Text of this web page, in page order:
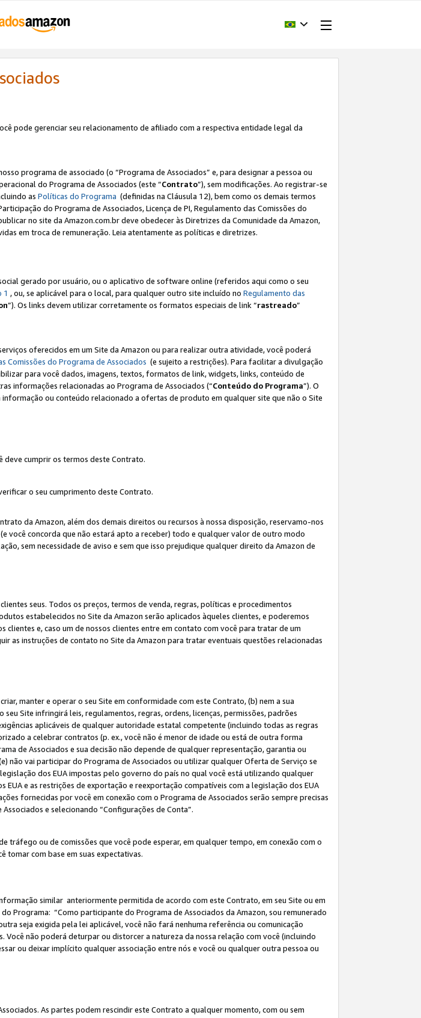
pode gerenciar seu relacionamento de afiliado com a respectiva entidade legal da
programa de associado (o “Programa de Associados” e, para designar a pessoa ou
do Programa de Associados (este “Contrato”), sem modificações. Ao registrar-se
as Políticas do Programa (definidas na Cláusula 12), bem como os demais termos
do Programa de Associados, Licença de PI, Regulamento das Comissões do
no site da Amazon.com.br deve obedecer às Diretrizes da Comunidade da Amazon,
em troca de remuneração. Leia atentamente as políticas e diretrizes.
gerado por usuário, ou o aplicativo de software online (referidos aqui como o seu
1 , ou, se aplicável para o local, para qualquer outro site incluído no Regulamento das
”). Os links devem utilizar corretamente os formatos especiais de link “rastreado”
oferecidos em um Site da Amazon ou para realizar outra atividade, você poderá
Comissões do Programa de Associados (e sujeito a restrições). Para facilitar a divulgação
para você dados, imagens, textos, formatos de link, widgets, links, conteúdo de
informações relacionadas ao Programa de Associados (“Conteúdo do Programa”). O
ou conteúdo relacionado a ofertas de produto em qualquer site que não o Site
deve cumprir os termos deste Contrato.
o seu cumprimento deste Contrato.
da Amazon, além dos demais direitos ou recursos à nossa disposição, reservamo-nos
você concorda que não estará apto a receber) todo e qualquer valor de outro modo
sem necessidade de aviso e sem que isso prejudique qualquer direito da Amazon de
seus. Todos os preços, termos de venda, regras, políticas e procedimentos
estabelecidos no Site da Amazon serão aplicados àqueles clientes, e poderemos
e, caso um de nossos clientes entre em contato com você para tratar de um
as instruções de contato no Site da Amazon para tratar eventuais questões relacionadas
manter e operar o seu Site em conformidade com este Contrato, (b) nem a sua
Site infringirá leis, regulamentos, regras, ordens, licenças, permissões, padrões
aplicáveis de qualquer autoridade estatal competente (incluindo todas as regras
a celebrar contratos (p. ex., você não é menor de idade ou está de outra forma
de Associados e sua decisão não depende de qualquer representação, garantia ou
não vai participar do Programa de Associados ou utilizar qualquer Oferta de Serviço se
dos EUA impostas pelo governo do país no qual você está utilizando qualquer
e as restrições de exportação e reexportação compatíveis com a legislação dos EUA
fornecidas por você em conexão com o Programa de Associados serão sempre precisas
e selecionando “Configurações de Conta”.
ou de comissões que você pode esperar, em qualquer tempo, em conexão com o
tomar com base em suas expectativas.
similar anteriormente permitida de acordo com este Contrato, em seu Site ou em
Programa: “Como participante do Programa de Associados da Amazon, sou remunerado
seja exigida pela lei aplicável, você não fará nenhuma referência ou comunicação
não poderá deturpar ou distorcer a natureza da nossa relação com você (incluindo
ou deixar implícito qualquer associação entre nós e você ou qualquer outra pessoa ou
As partes podem rescindir este Contrato a qualquer momento, com ou sem